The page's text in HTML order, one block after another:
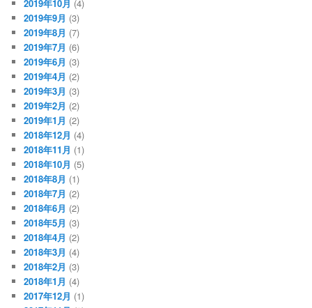
2019年10月 (4)
2019年9月 (3)
2019年8月 (7)
2019年7月 (6)
2019年6月 (3)
2019年4月 (2)
2019年3月 (3)
2019年2月 (2)
2019年1月 (2)
2018年12月 (4)
2018年11月 (1)
2018年10月 (5)
2018年8月 (1)
2018年7月 (2)
2018年6月 (2)
2018年5月 (3)
2018年4月 (2)
2018年3月 (4)
2018年2月 (3)
2018年1月 (4)
2017年12月 (1)